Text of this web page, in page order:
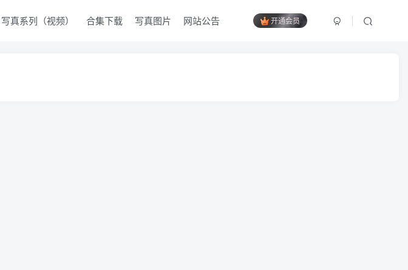
开通会员
写真系列（视频） 合集下载 写真图片 网站公告